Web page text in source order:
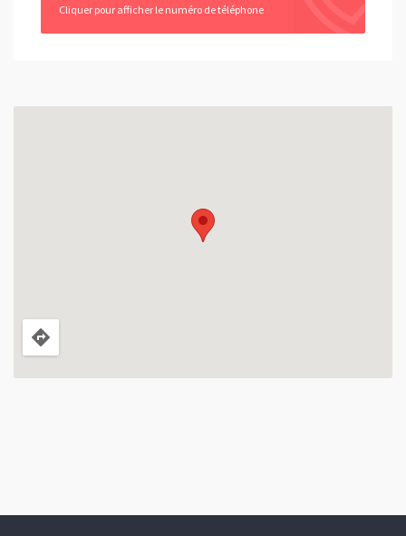
Cliquer pour afficher le numéro de téléphone